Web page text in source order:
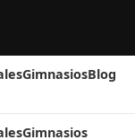
GimnasiosBlog
Gimnasios